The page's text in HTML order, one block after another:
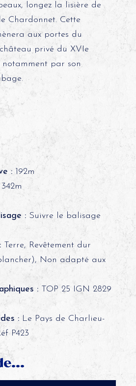
longez la lisière de
Chardonnet. Cette
aux portes du
privé du XVIe
par son
:192m
:Suivre le balisage
Terre, Revêtement dur
Non adapté aux
:TOP 25 IGN 2829
:Le Pays de Charlieu-
P423